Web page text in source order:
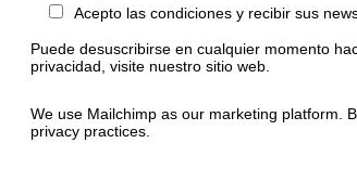
Acepto las condiciones y recibir sus
Puede desuscribirse en cualquier momento
privacidad, visite nuestro sitio web.
We use Mailchimp as our marketing platform.
privacy practices.